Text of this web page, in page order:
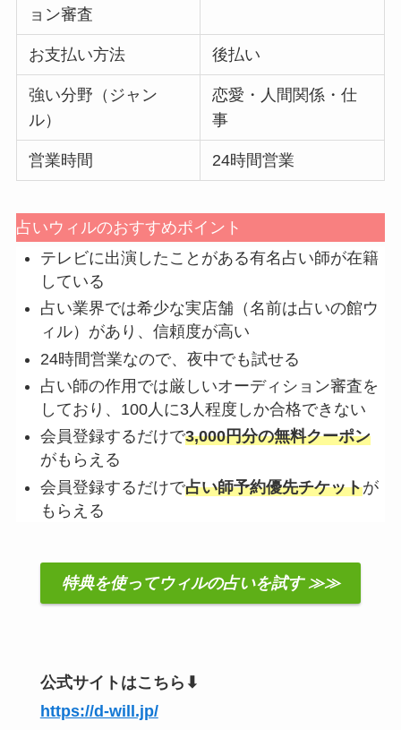
ョン審査
お支払い方法 後払い
強い分野（ジャン
ル）
恋愛・人間関係・仕
事
営業時間 24時間営業
占いウィルのおすすめポイント
テレビに出演したことがある有名占い師が在籍
している
占い業界では希少な実店舗（名前は占いの館ウ
ィル）があり、信頼度が高い
24時間営業なので、夜中でも試せる
占い師の作用では厳しいオーディション審査を
しており、100人に3人程度しか合格できない
会員登録するだけで3,000円分の無料クーポン
がもらえる
会員登録するだけで占い師予約優先チケットが
もらえる
特典を使ってウィルの占いを試す ≫≫
公式サイトはこちら⬇︎
https://d-will.jp/